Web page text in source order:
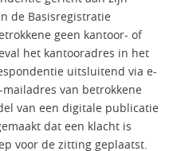
de Basisregistratie
geen kantoor- of
het kantooradres in het
uitsluitend via e-
van betrokkene
van een digitale publicatie
dat een klacht is
voor de zitting geplaatst.